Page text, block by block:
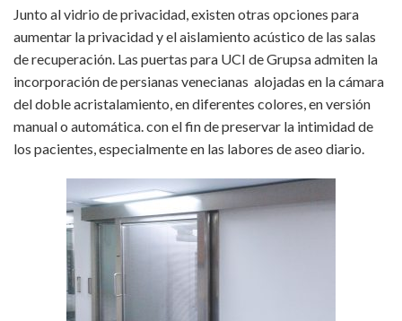
Junto al vidrio de privacidad, existen otras opciones para
aumentar la privacidad y el aislamiento acústico de las salas
de recuperación. Las puertas para UCI de Grupsa admiten la
incorporación de persianas venecianas alojadas en la cámara
del doble acristalamiento, en diferentes colores, en versión
manual o automática. con el fin de preservar la intimidad de
los pacientes, especialmente en las labores de aseo diario.